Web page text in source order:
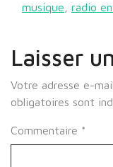
musique
radio
Laisser
Votre adresse e-
obligatoires sont
Commentaire *